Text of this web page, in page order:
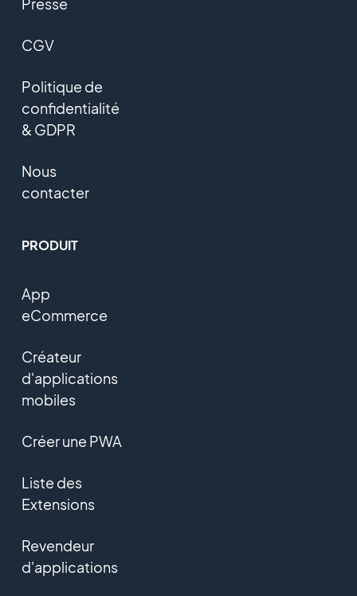
Presse
CGV
Politique de
confidentialité
& GDPR
Nous
contacter
PRODUIT
App
eCommerce
Créateur
d'applications
mobiles
Créer une PWA
Liste des
Extensions
Revendeur
d'applications